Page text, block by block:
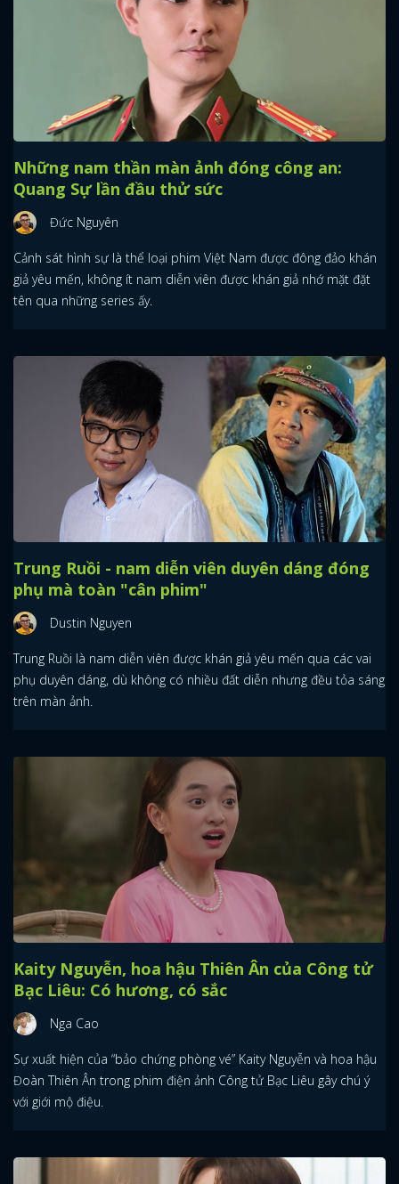
Những nam thần màn ảnh đóng công an:
Quang Sự lần đầu thử sức
Đức Nguyên
Cảnh sát hình sự là thể loại phim Việt Nam được đông đảo khán
giả yêu mến, không ít nam diễn viên được khán giả nhớ mặt đặt
tên qua những series ấy.
Trung Ruồi - nam diễn viên duyên dáng đóng
phụ mà toàn "cân phim"
Dustin Nguyen
Trung Ruồi là nam diễn viên được khán giả yêu mến qua các vai
phụ duyên dáng, dù không có nhiều đất diễn nhưng đều tỏa sáng
trên màn ảnh.
Kaity Nguyễn, hoa hậu Thiên Ân của Công tử
Bạc Liêu: Có hương, có sắc
Nga Cao
Sự xuất hiện của “bảo chứng phòng vé” Kaity Nguyễn và hoa hậu
Đoàn Thiên Ân trong phim điện ảnh Công tử Bạc Liêu gây chú ý
với giới mộ điệu.